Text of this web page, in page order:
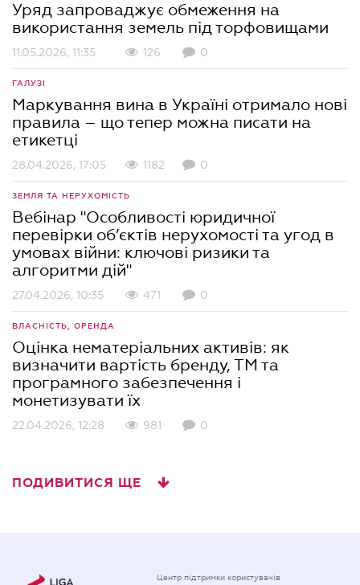
Уряд запроваджує обмеження на
використання земель під торфовищами
11.05.2026, 11:35 126 0
ГАЛУЗІ
Маркування вина в Україні отримало нові
правила – що тепер можна писати на
етикетці
28.04.2026, 17:05 1182 0
ЗЕМЛЯ ТА НЕРУХОМІСТЬ
Вебінар "Особливості юридичної
перевірки об’єктів нерухомості та угод в
умовах війни: ключові ризики та
алгоритми дій"
27.04.2026, 10:35 471 0
ВЛАСНІСТЬ, ОРЕНДА
Оцінка нематеріальних активів: як
визначити вартість бренду, ТМ та
програмного забезпечення і
монетизувати їх
22.04.2026, 12:28 981 0
ПОДИВИТИСЯ ЩЕ
Центр підтримки користувачів